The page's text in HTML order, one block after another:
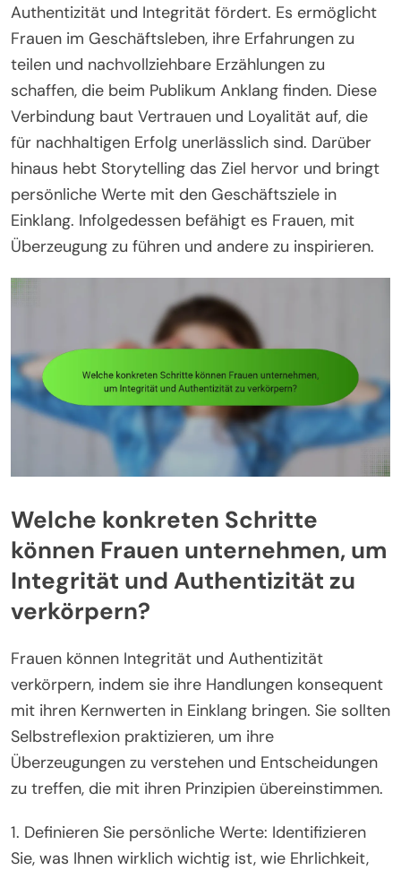
Authentizität und Integrität fördert. Es ermöglicht
Frauen im Geschäftsleben, ihre Erfahrungen zu
teilen und nachvollziehbare Erzählungen zu
schaffen, die beim Publikum Anklang finden. Diese
Verbindung baut Vertrauen und Loyalität auf, die
für nachhaltigen Erfolg unerlässlich sind. Darüber
hinaus hebt Storytelling das Ziel hervor und bringt
persönliche Werte mit den Geschäftsziele in
Einklang. Infolgedessen befähigt es Frauen, mit
Überzeugung zu führen und andere zu inspirieren.
Welche konkreten Schritte
können Frauen unternehmen, um
Integrität und Authentizität zu
verkörpern?
Frauen können Integrität und Authentizität
verkörpern, indem sie ihre Handlungen konsequent
mit ihren Kernwerten in Einklang bringen. Sie sollten
Selbstreflexion praktizieren, um ihre
Überzeugungen zu verstehen und Entscheidungen
zu treffen, die mit ihren Prinzipien übereinstimmen.
1. Definieren Sie persönliche Werte: Identifizieren
Sie, was Ihnen wirklich wichtig ist, wie Ehrlichkeit,